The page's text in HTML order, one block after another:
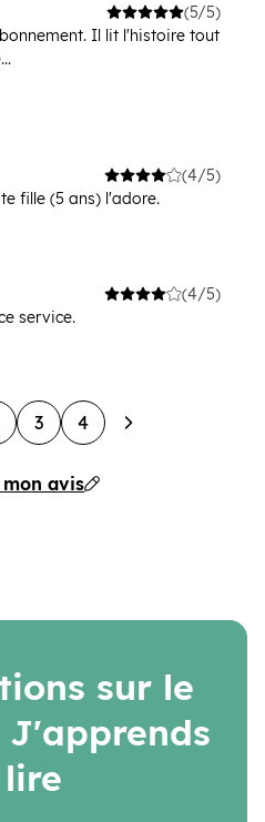
(5/5)
Il lit l'histoire tout
(4/5)
fille (5 ans) l'adore.
(4/5)
service.
3 4
avis
sur le